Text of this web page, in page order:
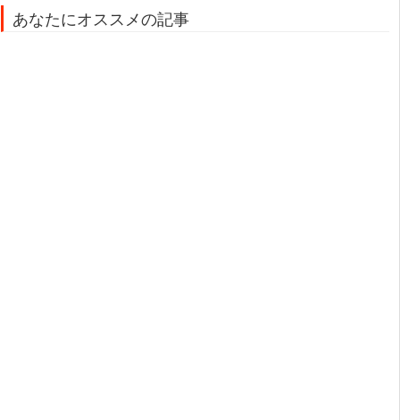
あなたにオススメの記事